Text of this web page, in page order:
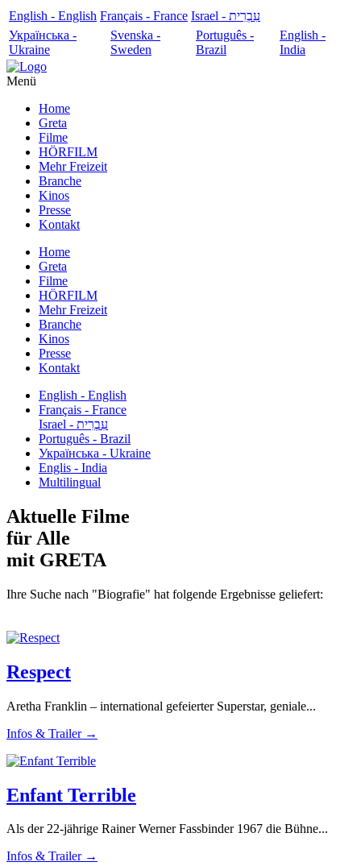
English - English Français - France
עִבְרִית - Israel
Українська -
Ukraine
Svenska -
Sweden
Português -
Brazil
English -
India
Menü
Home
Greta
Filme
HÖRFILM
Mehr Freizeit
Branche
Kinos
Presse
Kontakt
Home
Greta
Filme
HÖRFILM
Mehr Freizeit
Branche
Kinos
Presse
Kontakt
English - English
Français - France
עִבְרִית - Israel
Português - Brazil
Українська - Ukraine
Englis - India
Multilingual
Aktuelle Filme
für Alle
mit GRETA
Ihre Suche nach "Biografie" hat folgende Ergebnisse geliefert:
Respect
Aretha Franklin – international gefeierter Superstar, geniale...
Infos & Trailer →
Enfant Terrible
Als der 22-jährige Rainer Werner Fassbinder 1967 die Bühne...
Infos & Trailer →